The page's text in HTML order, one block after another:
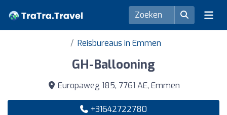
Reisbureaus in Emmen
GH-Ballooning
Europaweg 185, 7761 AE, Emmen
+31642722780